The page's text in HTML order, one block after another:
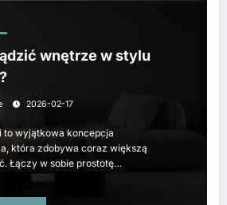
wnętrze w stylu
2026-02-17
to wyjątkowa koncepcja
która zdobywa coraz większą
Łączy w sobie prostotę…